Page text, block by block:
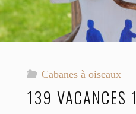
Cabanes à oiseaux
139 VACANCES 1